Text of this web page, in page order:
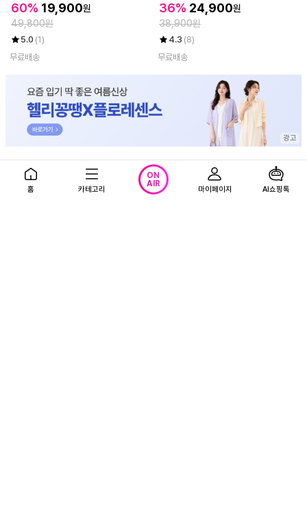
60% 19,900원
49,800원
5.0 (1)
무료배송
36% 24,900원
38,900원
4.3 (8)
무료배송
[헬리꽁땡]주뜨아인견롱카디건2
홈 카테고리
ON
AIR
마이페이지 AI쇼핑톡